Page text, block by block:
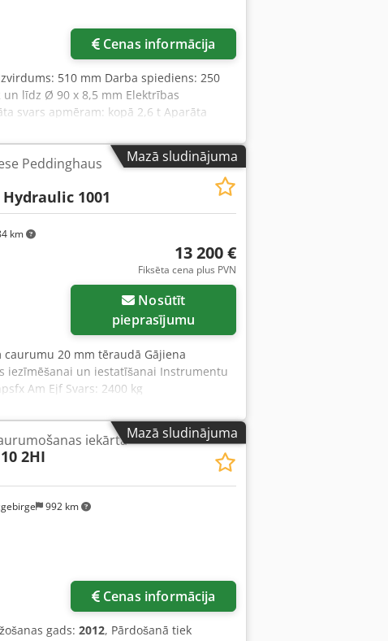
Cenas informācija
510 mm Darba spiediens: 250
līdz Ø 90 x 8,5 mm Elektrības
svars apmēram: kopā 2,6 t Aparāta
skapis: 0,7 x 0,35 x 0,9 m Smaga,
mehānisms: spiežņa turētājs
x P: 300 mm - Perforācijas galds: G x P:
ierīci un matricas turētāju Ø 50 x 25 mm
- pie 10 mm gājiena = līdz 45
gājiena = līdz 14 gājieni/min.
un pozīcija regulējama Komplektācijā ar
stiprībai 400 N/mm². Piederumi:
pieejamais komplekts.
Mazā sludinājuma
km
Peddinghaus
Hydraulic 1001
13 200 €
Fiksēta cena plus PVN
pieprasījumu
caurumu 20 mm tēraudā Gājiena
iezīmēšanai un iestatīšanai Instrumentu
Am Ejf Svars: 2400 kg
Mazā sludinājuma
992 km
iekārta
2HI
Cenas informācija
gads: 2012, Pārdošanā tiek